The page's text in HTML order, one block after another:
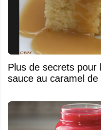
Plus de secrets pour
sauce au caramel